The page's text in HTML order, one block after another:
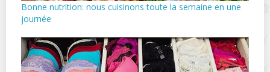
Bonne nutrition: nous cuisinons toute la semaine en une
journée